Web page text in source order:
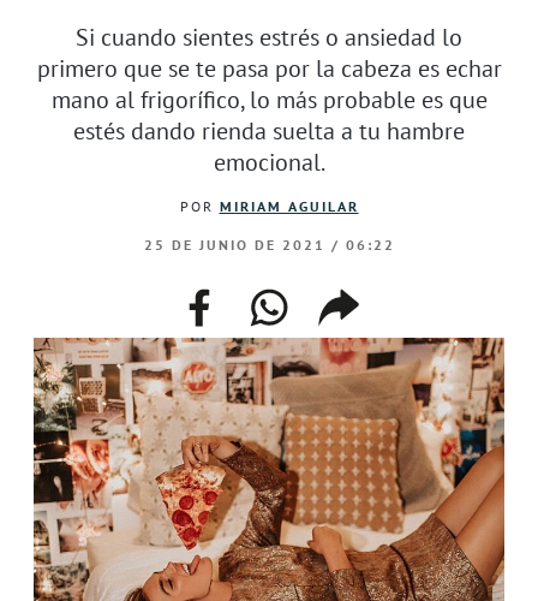
Si cuando sientes estrés o ansiedad lo
primero que se te pasa por la cabeza es echar
mano al frigorífico, lo más probable es que
estés dando rienda suelta a tu hambre
emocional.
POR MIRIAM AGUILAR
25 DE JUNIO DE 2021 / 06:22
facebookwhatsappcompartir
enlace